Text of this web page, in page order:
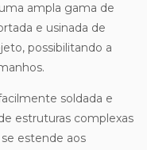
ampla gama de
e usinada de
possibilitando a
soldada e
estruturas complexas
estende aos